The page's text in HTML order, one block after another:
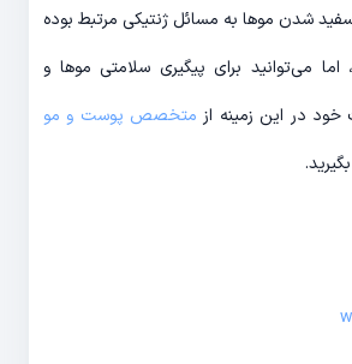
شدن موها به مسائل ژنتیکی مرتبط بوده
می‌توانید برای پیگیری سلامتی موها و
در این زمینه از متخصص پوست و مو